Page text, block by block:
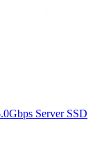
Server SSD